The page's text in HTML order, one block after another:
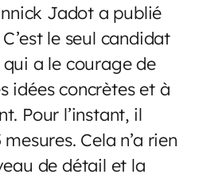
Jadot a publié
le seul candidat
a le courage de
idées concrètes et à
Pour l’instant, il
Cela n’a rien
de détail et la